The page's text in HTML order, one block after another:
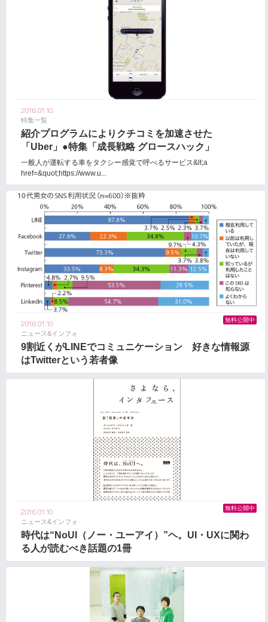
2016.01.10
特集一覧
紹介プログラムによりクチコミを加速させた
「Uber」●特集「成長戦略 グロースハック」
一般人が運転する車をタクシー感覚で呼べるサービス&lt;a
href=&quot;https://www.u...
2016.01.10
ニュース&インフォ
9割近くがLINEでコミュニケーション 好きな情報源
はTwitterという若者像
無料公開中
2016.01.10
ニュース&インフォ
時代は“NoUI（ノー・ユーアイ）”ヘ。UI・UXに関わ
る人が読むべき話題の1冊
無料公開中